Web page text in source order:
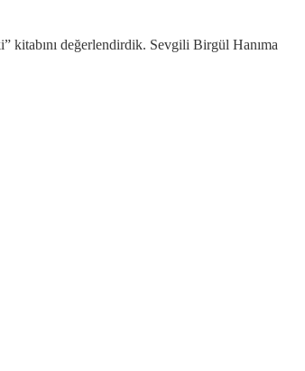
kitabını değerlendirdik. Sevgili Birgül Hanıma